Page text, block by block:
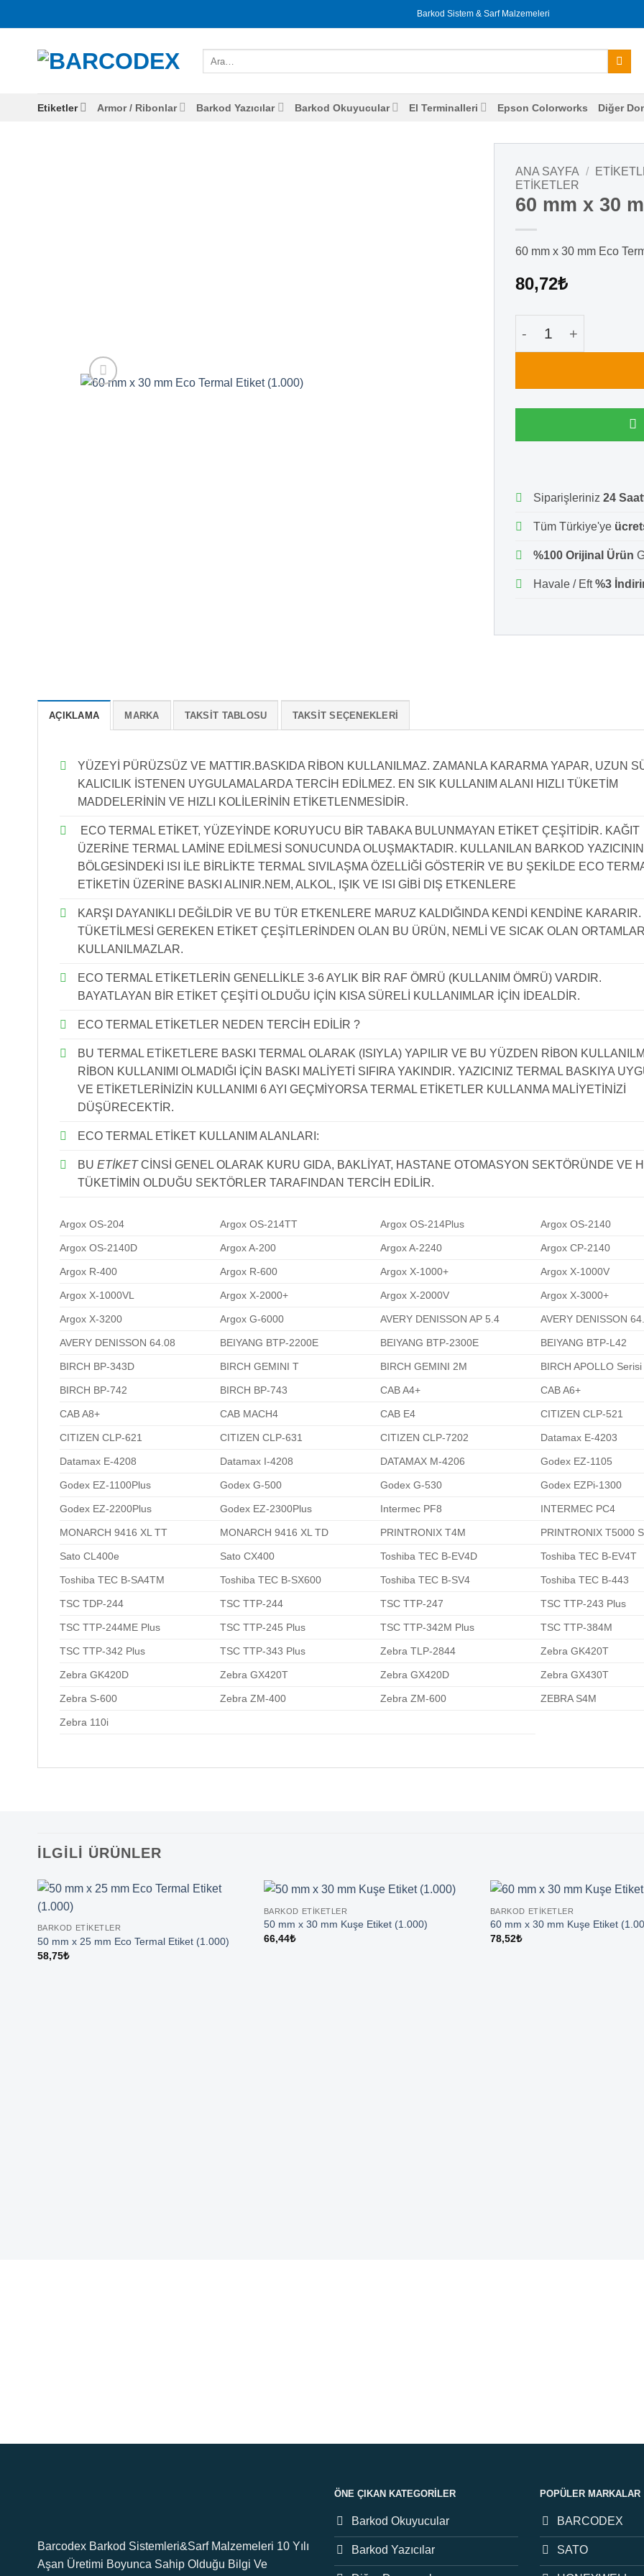
atla
Barkod Sistem & Sarf Malzemeleri
Etiketler Armor / Ribonlar Barkod Yazıcılar Barkod Okuyucular El Terminalleri Epson Colorworks Diğer
ANA SAYFA /
ETIKETLER
60 mm x 30
60 mm x 30 mm Eco
80,72₺
60 mm x 30 mm
Siparişleriniz24
Tüm Türkiye'ye
%100 Orijinal Ürün
Havale / Eft%3
AÇIKLAMA MARKA TAKSIT TABLOSU TAKSIT SEÇENEKLERI
YÜZEYİ PÜRÜZSÜZ VE MATTIR.BASKIDA RİBON KULLANILMAZ. ZAMANLA KARARMA YAPAR, UZUN
KALICILIK İSTENEN UYGULAMALARDA TERCİH EDİLMEZ. EN SIK KULLANIM ALANI HIZLI TÜKETİM
MADDELERİNİN VE HIZLI KOLİLERİNİN ETİKETLENMESİDİR.
ECO TERMAL ETİKET, YÜZEYİNDE KORUYUCU BİR TABAKA BULUNMAYAN ETİKET ÇEŞİTİDİR. KAĞIT
ÜZERİNE TERMAL LAMİNE EDİLMESİ SONUCUNDA OLUŞMAKTADIR. KULLANILAN BARKOD
BÖLGESİNDEKİ ISI İLE BİRLİKTE TERMAL SIVILAŞMA ÖZELLİĞİ GÖSTERİR VE BU ŞEKİLDE ECO
ETİKETİN ÜZERİNE BASKI ALINIR.NEM, ALKOL, IŞIK VE ISI GİBİ DIŞ ETKENLERE
KARŞI DAYANIKLI DEĞİLDİR VE BU TÜR ETKENLERE MARUZ KALDIĞINDA KENDİ KENDİNE KARARIR.
TÜKETİLMESİ GEREKEN ETİKET ÇEŞİTLERİNDEN OLAN BU ÜRÜN, NEMLİ VE SICAK OLAN
KULLANILMAZLAR.
ECO TERMAL ETİKETLERİN GENELLİKLE 3-6 AYLIK BİR RAF ÖMRÜ (KULLANIM ÖMRÜ) VARDIR.
BAYATLAYAN BİR ETİKET ÇEŞİTİ OLDUĞU İÇİN KISA SÜRELİ KULLANIMLAR İÇİN İDEALDİR.
ECO TERMAL ETİKETLER NEDEN TERCİH EDİLİR ?
BU TERMAL ETİKETLERE BASKI TERMAL OLARAK (ISIYLA) YAPILIR VE BU YÜZDEN RİBON
RİBON KULLANIMI OLMADIĞI İÇİN BASKI MALİYETİ SIFIRA YAKINDIR. YAZICINIZ TERMAL BASKIYA
VE ETİKETLERİNİZİN KULLANIMI 6 AYI GEÇMİYORSA TERMAL ETİKETLER KULLANMA MALİYETİNİZİ
DÜŞÜRECEKTİR.
ECO TERMAL ETİKET KULLANIM ALANLARI:
BU ETİKETCİNSİ GENEL OLARAK KURU GIDA, BAKLİYAT, HASTANE OTOMASYON SEKTÖRÜNDE VE
TÜKETİMİN OLDUĞU SEKTÖRLER TARAFINDAN TERCİH EDİLİR.
Argox OS-204 Argox OS-214TT Argox OS-214Plus Argox OS-2140
Argox OS-2140D Argox A-200 Argox A-2240 Argox CP-2140
Argox R-400 Argox R-600 Argox X-1000+ Argox X-1000V
Argox X-1000VL Argox X-2000+ Argox X-2000V Argox X-3000+
Argox X-3200 Argox G-6000 AVERY DENISSON AP 5.4 AVERY DENISSON
AVERY DENISSON 64.08 BEIYANG BTP-2200E BEIYANG BTP-2300E BEIYANG BTP-L42
BIRCH BP-343D BIRCH GEMINI T BIRCH GEMINI 2M BIRCH APOLLO Serisi
BIRCH BP-742 BIRCH BP-743 CAB A4+ CAB A6+
CAB A8+ CAB MACH4 CAB E4 CITIZEN CLP-521
CITIZEN CLP-621 CITIZEN CLP-631 CITIZEN CLP-7202 Datamax E-4203
Datamax E-4208 Datamax I-4208 DATAMAX M-4206 Godex EZ-1105
Godex EZ-1100Plus Godex G-500 Godex G-530 Godex EZPi-1300
Godex EZ-2200Plus Godex EZ-2300Plus Intermec PF8 INTERMEC PC4
MONARCH 9416 XL TT MONARCH 9416 XL TD PRINTRONIX T4M PRINTRONIX T5000
Sato CL400e Sato CX400 Toshiba TEC B-EV4D Toshiba TEC B-EV4T
Toshiba TEC B-SA4TM Toshiba TEC B-SX600 Toshiba TEC B-SV4 Toshiba TEC B-443
TSC TDP-244 TSC TTP-244 TSC TTP-247 TSC TTP-243 Plus
TSC TTP-244ME Plus TSC TTP-245 Plus TSC TTP-342M Plus TSC TTP-384M
TSC TTP-342 Plus TSC TTP-343 Plus Zebra TLP-2844 Zebra GK420T
Zebra GK420D Zebra GX420T Zebra GX420D Zebra GX430T
Zebra S-600 Zebra ZM-400 Zebra ZM-600 ZEBRA S4M
Zebra 110i
İLGILI ÜRÜNLER
BARKOD ETIKETLER
50 mm x 25 mm Eco Termal Etiket (1.000)
58,75₺
BARKOD ETIKETLER
50 mm x 30 mm Kuşe Etiket (1.000)
66,44₺
BARKOD ETIKETLER
60 mm x 30 mm Kuşe Etiket
78,52₺
Barcodex Barkod Sistemleri&Sarf Malzemeleri 10 Yılı
Aşan Üretimi Boyunca Sahip Olduğu Bilgi Ve
ÖNE ÇIKAN KATEGORILER
Barkod Okuyucular
Barkod Yazıcılar
POPÜLER MARKALAR
BARCODEX
SATO